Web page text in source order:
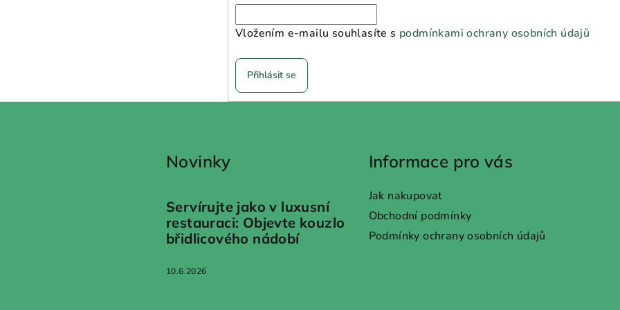
Vložením e-mailu souhlasíte s podmínkami ochrany osobních údajů
Přihlásit se
Novinky
Servírujte jako v luxusní
restauraci: Objevte kouzlo
břidlicového nádobí
10.6.2026
Informace pro vás
Jak nakupovat
Obchodní podmínky
Podmínky ochrany osobních údajů